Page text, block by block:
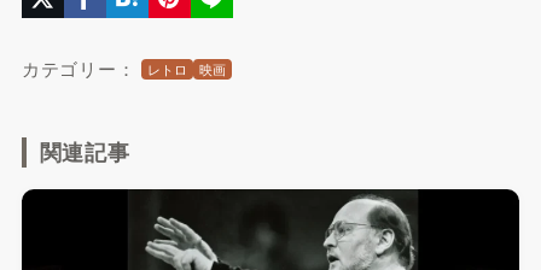
カテゴリー： レトロ 映画
関連記事